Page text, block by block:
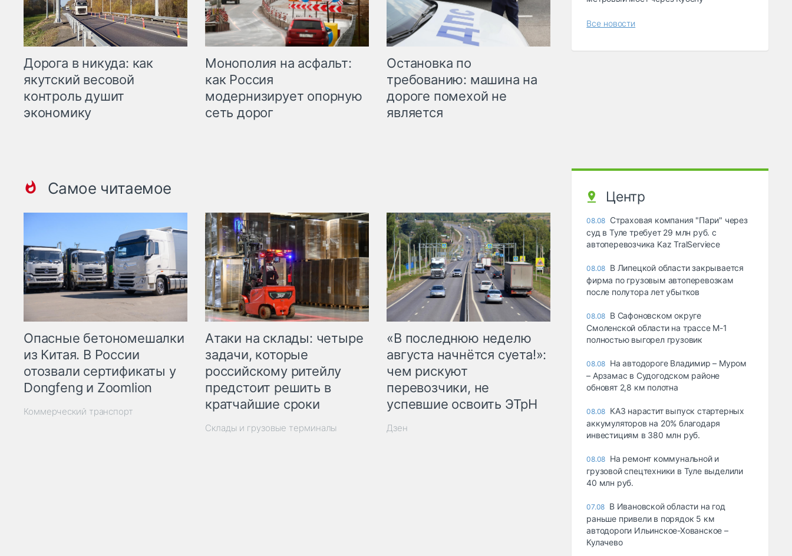
Дорога в никуда: как
якутский весовой
контроль душит
экономику
Монополия на асфальт:
как Россия
модернизирует опорную
сеть дорог
Остановка по
требованию: машина на
дороге помехой не
является
Самое читаемое
Опасные бетономешалки
из Китая. В России
отозвали сертификаты у
Dongfeng и Zoomlion
Коммерческий транспорт
Атаки на склады: четыре
задачи, которые
российскому ритейлу
предстоит решить в
кратчайшие сроки
Склады и грузовые терминалы
«В последнюю неделю
августа начнётся суета!»:
чем рискуют
перевозчики, не
успевшие освоить ЭТрН
Дзен
Все новости
Центр
08.08 Страховая компания "Пари" через
суд в Туле требует 29 млн руб. с
автоперевозчика Kaz TralServiece
08.08 В Липецкой области закрывается
фирма по грузовым автоперевозкам
после полутора лет убытков
08.08 В Сафоновском округе
Смоленской области на трассе М-1
полностью выгорел грузовик
08.08 На автодороге Владимир – Муром
– Арзамас в Судогодском районе
обновят 2,8 км полотна
08.08 КАЗ нарастит выпуск стартерных
аккумуляторов на 20% благодаря
инвестициям в 380 млн руб.
08.08 На ремонт коммунальной и
грузовой спецтехники в Туле выделили
40 млн руб.
07.08 В Ивановской области на год
раньше привели в порядок 5 км
автодороги Ильинское-Хованское –
Кулачево